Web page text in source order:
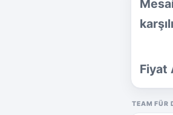
Fiyat
TEAM FÜR